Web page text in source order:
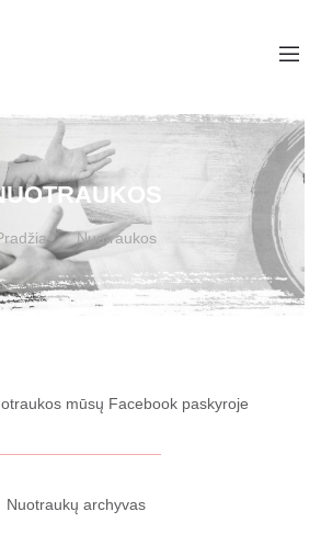
Nuotraukos
mūsų Facebook paskyroje
Nuotraukų archyvas